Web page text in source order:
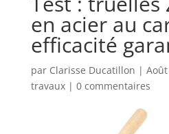
en acier au
efficacité
par Clarisse Ducatillon |
travaux| 0 commentaires